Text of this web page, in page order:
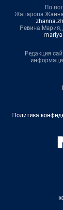
По
Жапарова
Ревина Мария,
Редакция
Политика